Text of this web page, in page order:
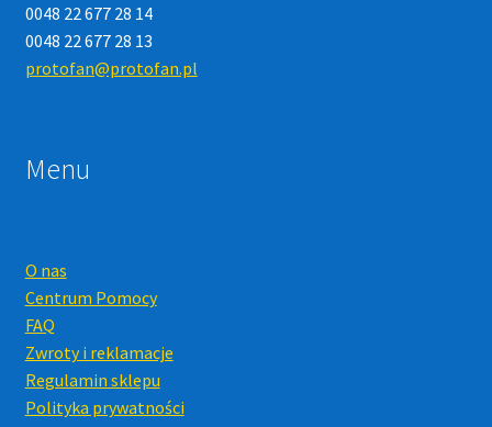
0048 22 677 28 14
0048 22 677 28 13
protofan@protofan.pl
Menu
O nas
Centrum Pomocy
FAQ
Zwroty i reklamacje
Regulamin sklepu
Polityka prywatności